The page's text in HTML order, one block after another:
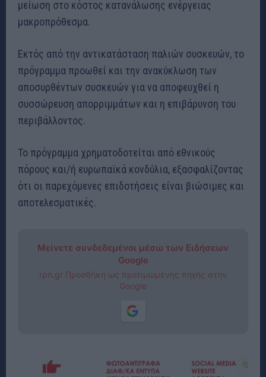
μείωση στο κόστος κατανάλωσης ενέργειας
μακροπρόθεσμα.
Εκτός από την αντικατάσταση παλιών συσκευών, το
πρόγραμμα προωθεί και την ανακύκλωση των
αποσυρθέντων συσκευών για να αποφευχθεί η
συσσώρευση απορριμμάτων και η επιβάρυνση του
περιβάλλοντος.
Το πρόγραμμα χρηματοδοτείται από εθνικούς
πόρους και/ή ευρωπαϊκά κονδύλια, εξασφαλίζοντας
ότι οι παρεχόμενες επιδοτήσεις είναι βιώσιμες και
αποτελεσματικές.
Μείνετε συνδεδεμένοι μέσω των Ειδήσεων
Google
rpn.gr Προσθήκη ως προτιμώμενης πηγής στην
Google